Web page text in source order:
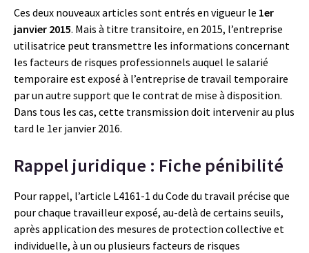
Ces deux nouveaux articles sont entrés en vigueur le 1er
janvier 2015. Mais à titre transitoire, en 2015, l’entreprise
utilisatrice peut transmettre les informations concernant
les facteurs de risques professionnels auquel le salarié
temporaire est exposé à l’entreprise de travail temporaire
par un autre support que le contrat de mise à disposition.
Dans tous les cas, cette transmission doit intervenir au plus
tard le 1er janvier 2016.
Rappel juridique : Fiche pénibilité
Pour rappel, l’article L4161-1 du Code du travail précise que
pour chaque travailleur exposé, au-delà de certains seuils,
après application des mesures de protection collective et
individuelle, à un ou plusieurs facteurs de risques